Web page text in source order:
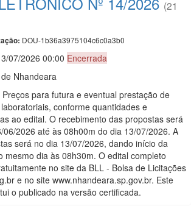
(21
DOU-1b36a3975104c6c0a3b0
07/2026 00:00 Encerrada
Nhandeara
Preços para futura e eventual prestação de
conforme quantidades e
ao edital. O recebimento das propostas será
2026 até às 08h00m do dia 13/07/2026. A
será no dia 13/07/2026, dando início da
mesmo dia às 08h30m. O edital completo
no site da BLL - Bolsa de Licitações
e no site www.nhandeara.sp.gov.br. Este
o publicado na versão certificada.